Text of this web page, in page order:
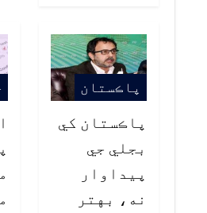
پاڪستان
پاڪستان کي
بجلي جي
پيداوار
نه، بهتر